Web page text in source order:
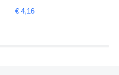
€ 4,16